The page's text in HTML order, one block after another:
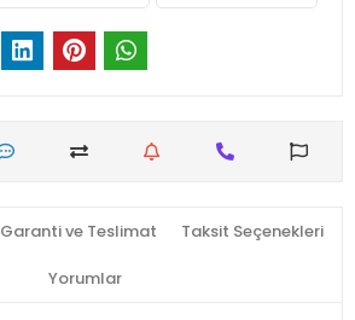
Garanti ve Teslimat Taksit Seçenekleri
Yorumlar